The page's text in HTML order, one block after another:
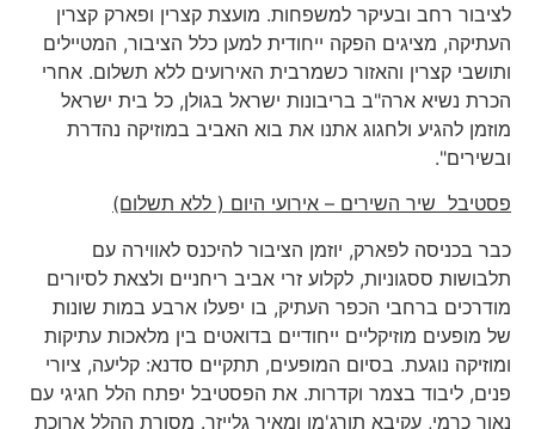
לציבור רחב ובעיקר למשפחות. מועצת קצרין ופארק קצרין
העתיקה, מציגים הפקה ייחודית למען כלל הציבור, המטיילים
ותושבי קצרין והאזור כשמרבית האירועים ללא תשלום. אחרי
הכרת נשיא ארה"ב בריבונות ישראל בגולן, כל בית ישראל
מוזמן להגיע ולחגוג אתנו את בוא האביב במוזיקה נהדרת
ובשירים".
פסטיבל שיר השירים – אירועי היום ( ללא תשלום)
כבר בכניסה לפארק, יוזמן הציבור להיכנס לאווירה עם
תלבושות ססגוניות, לקלוע זרי אביב ריחניים ולצאת לסיורים
מודרכים ברחבי הכפר העתיק, בו יפעלו ארבע במות שונות
של מופעים מוזיקליים ייחודיים בדואטים בין מלאכות עתיקות
ומוזיקה נוגעת. בסיום המופעים, תתקיים סדנא: קליעה, ציורי
פנים, ליבוד בצמר וקדרות. את הפסטיבל יפתח הלל חגיגי עם
נאור כרמי, עקיבא תורג'מן ומאיר גלייזר. מסורת ההלל ארוכת